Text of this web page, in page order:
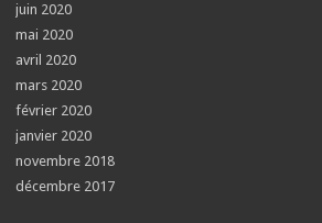
juin 2020
mai 2020
avril 2020
mars 2020
février 2020
janvier 2020
novembre 2018
décembre 2017